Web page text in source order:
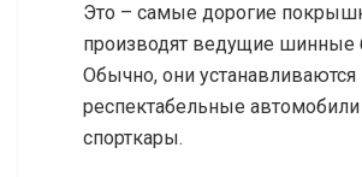
Это – самые дорогие
производят ведущие шинные
Обычно, они устанавливаются
респектабельные
спорткары.